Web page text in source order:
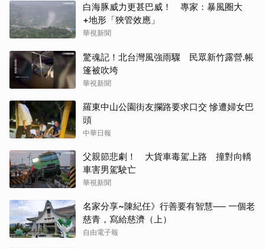
白海豚威力更甚巴威！ 專家：暴風圈大
+地形「狹管效應」
華視新聞
驚魂記！北台灣風強雨驟 民眾新竹露營.帳
篷被吹垮
華視新聞
羅東中山公園街友攔路要求口交 慘遭婦女巴
頭
中華日報
父親節悲劇！ 大貨車毒駕上路 撞對向轎
車害男駕駛亡
華視新聞
名家分享~陳紀任》行善要有智慧── 一個老
慈青，寫給慈濟（上）
自由電子報